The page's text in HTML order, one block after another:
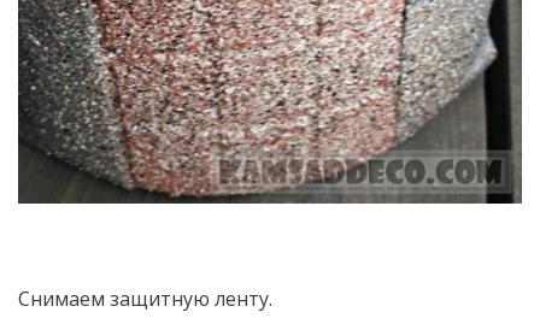
Снимаем защитную ленту.